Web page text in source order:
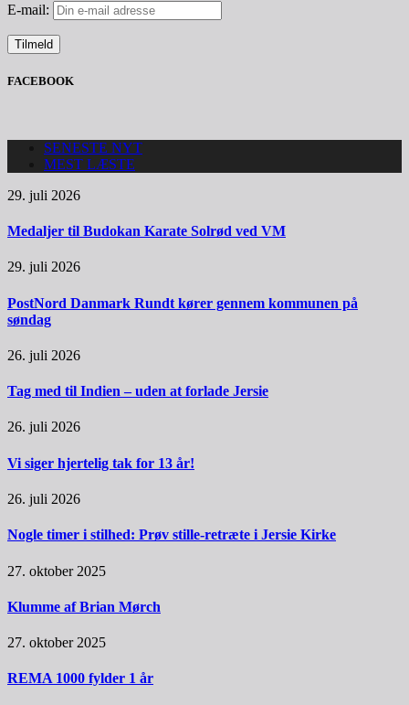
E-mail:
FACEBOOK
SENESTE NYT
MEST LÆSTE
29. juli 2026
Medaljer til Budokan Karate Solrød ved VM
29. juli 2026
PostNord Danmark Rundt kører gennem kommunen på
søndag
26. juli 2026
Tag med til Indien – uden at forlade Jersie
26. juli 2026
Vi siger hjertelig tak for 13 år!
26. juli 2026
Nogle timer i stilhed: Prøv stille-retræte i Jersie Kirke
27. oktober 2025
Klumme af Brian Mørch
27. oktober 2025
REMA 1000 fylder 1 år